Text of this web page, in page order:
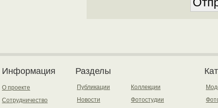
Информация
О проекте
Сотрудничество
Разделы
Публикации
Новости
Коллекции
Фотостудии